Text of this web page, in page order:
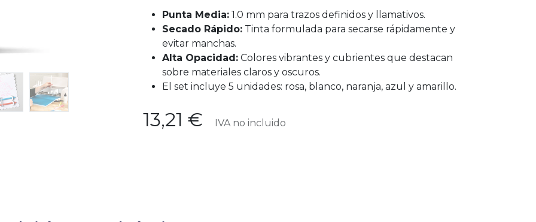
Punta Media: 1.0 mm para trazos definidos y llamativos.
Secado Rápido: Tinta formulada para secarse rápidamente y
evitar manchas.
Alta Opacidad: Colores vibrantes y cubrientes que destacan
sobre materiales claros y oscuros.
El set incluye 5 unidades: rosa, blanco, naranja, azul y amarillo.
13,21 € IVA no incluido